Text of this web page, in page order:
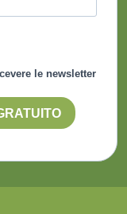
le newsletter